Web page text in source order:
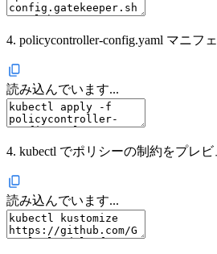
4. policycontroller-config.yaml マニフ
読み込んでいます...
4. kubectl でポリシーの制約をプレビ
読み込んでいます...